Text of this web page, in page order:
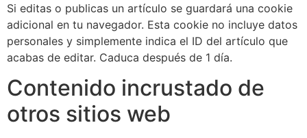
Si editas o publicas un artículo se guardará una cookie
adicional en tu navegador. Esta cookie no incluye datos
personales y simplemente indica el ID del artículo que
acabas de editar. Caduca después de 1 día.
Contenido incrustado de
otros sitios web